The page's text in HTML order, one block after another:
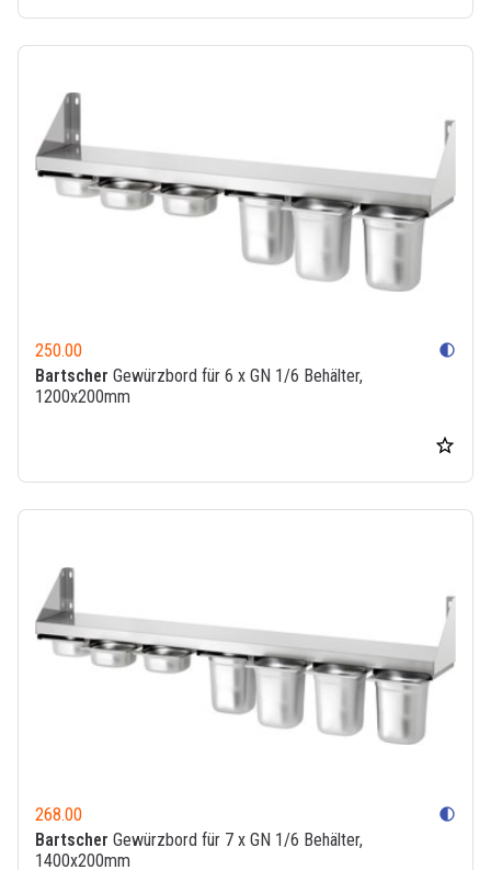
250.00 contrast
Bartscher Gewürzbord für 6 x GN 1/6 Behälter,
1200x200mm
268.00 contrast
Bartscher Gewürzbord für 7 x GN 1/6 Behälter,
1400x200mm